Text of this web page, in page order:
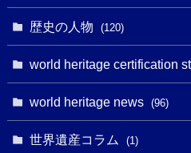
(4)
(20)
(13)
(2)
(1)
(27)
(10) (9)
(3)
歴史の人物 (120)
world heritage certification
world heritage news (96)
世界遺産コラム (1)